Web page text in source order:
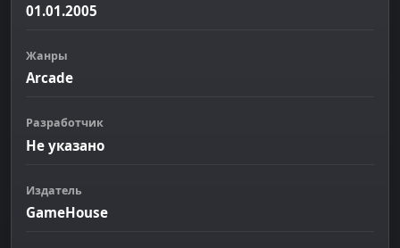
01.01.2005
Жанры
Arcade
Разработчик
Не указано
Издатель
GameHouse